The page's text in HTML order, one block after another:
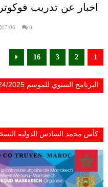
اخبار عن تدريب فوكوتريان
17:06 0
1
2
3
16
البرنامج السنوي للموسم 2024/2025
كأس محمد السادس الدولية النسخة